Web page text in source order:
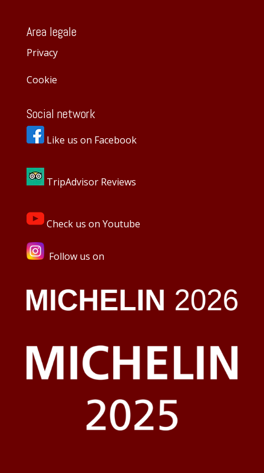
Area legale
Privacy
Cookie
Social network
Like us on Facebook
TripAdvisor Reviews
Check us on Youtube
Follow us on